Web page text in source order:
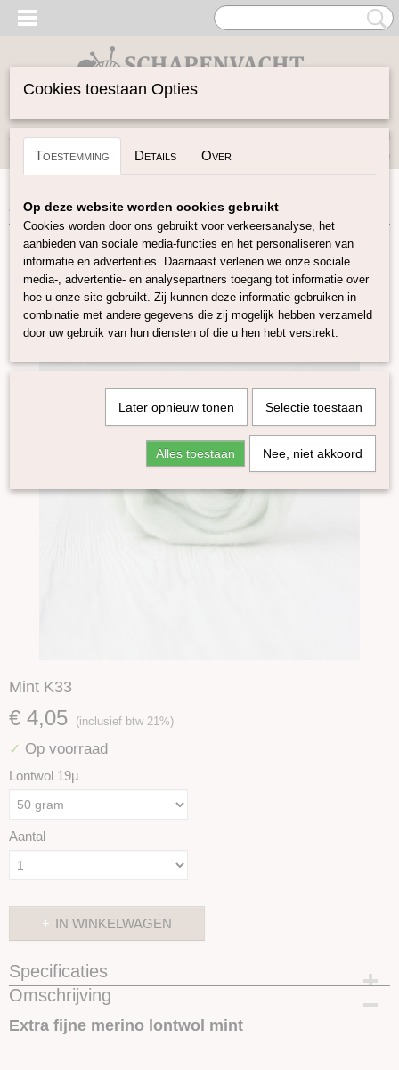
Inloggen Registreren
(0)
Home>Vilten>Lontwol gekleurd 19 mic>
Mint K33
€ 4,05 (inclusief btw 21%)
✓ Op voorraad
Lontwol 19µ
Aantal
IN WINKELWAGEN
Specificaties
Productcode
Omschrijving
Extra fijne merino lontwol mint
Cookies toestaan Opties
Toestemming Details Over
Op deze website worden cookies gebruikt
Cookies worden door ons gebruikt voor verkeersanalyse, het
aanbieden van sociale media-functies en het personaliseren van
informatie en advertenties. Daarnaast verlenen we onze sociale
media-, advertentie- en analysepartners toegang tot informatie over
hoe u onze site gebruikt. Zij kunnen deze informatie gebruiken in
combinatie met andere gegevens die zij mogelijk hebben verzameld
door uw gebruik van hun diensten of die u hen hebt verstrekt.
Later opnieuw tonen Selectie toestaan
Alles toestaan Nee, niet akkoord